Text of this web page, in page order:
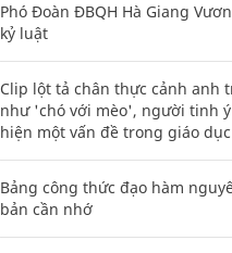
Phó Đoàn ĐBQH Hà Giang
kỷ luật
Clip lột tả chân thực cảnh anh
như 'chó với mèo', người tinh
hiện một vấn đề trong giáo
Bảng công thức đạo hàm
bản cần nhớ